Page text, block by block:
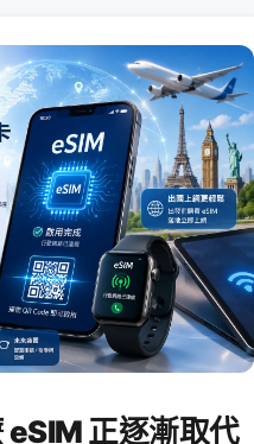
正逐漸取代